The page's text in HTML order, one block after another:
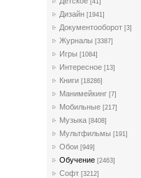
[41]
Дизайн [1941]
Документооборот [3]
Журналы [3387]
Игры [1084]
Интересное [13]
Книги [18286]
Манимейкинг [7]
Мобильные [217]
Музыка [8408]
Мультфильмы [191]
Обои [949]
Обучение [2463]
Софт [3212]